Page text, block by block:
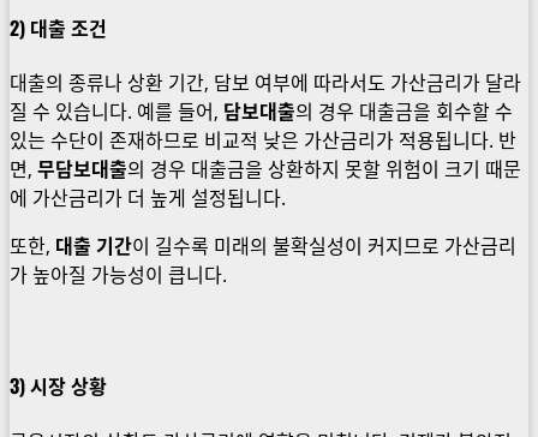
2) 대출 조건
대출의 종류나 상환 기간, 담보 여부에 따라서도 가산금리가 달라
질 수 있습니다. 예를 들어, 담보대출의 경우 대출금을 회수할 수
있는 수단이 존재하므로 비교적 낮은 가산금리가 적용됩니다. 반
면, 무담보대출의 경우 대출금을 상환하지 못할 위험이 크기 때문
에 가산금리가 더 높게 설정됩니다.
또한, 대출 기간이 길수록 미래의 불확실성이 커지므로 가산금리
가 높아질 가능성이 큽니다.
3)시장 상황